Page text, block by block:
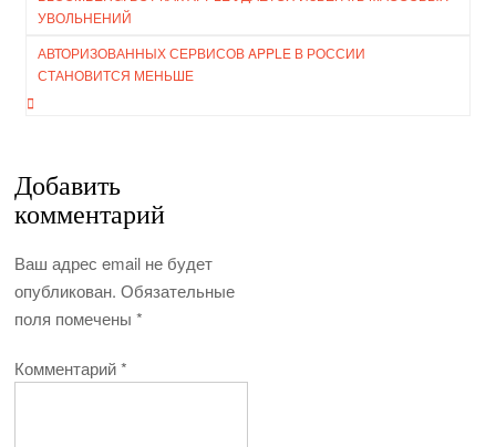
по
записям
УВОЛЬНЕНИЙ
АВТОРИЗОВАННЫХ СЕРВИСОВ APPLE В РОССИИ
СТАНОВИТСЯ МЕНЬШЕ
Добавить
комментарий
Ваш адрес email не будет
опубликован. Обязательные
поля помечены*
Комментарий*